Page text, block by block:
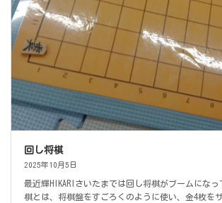
回し将棋
2025年10月5日
最近輝HIKARIさいたまでは回し将棋がブームにな
棋とは、将棋盤をすごろくのように使い、金4枚を